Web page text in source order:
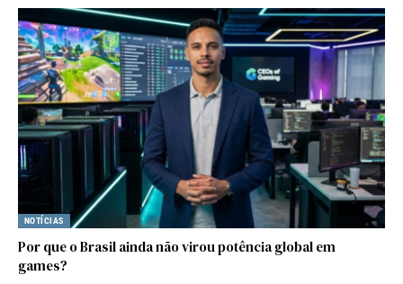
NOTÍCIAS
Por que o Brasil ainda não virou potência global em
games?